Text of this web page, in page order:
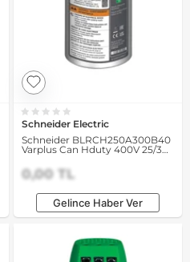
Schneider Electric
Schneider BLRCH250A300B40
Varplus Can Hduty 400V 25/30
0,00 TL
Gelince Haber Ver